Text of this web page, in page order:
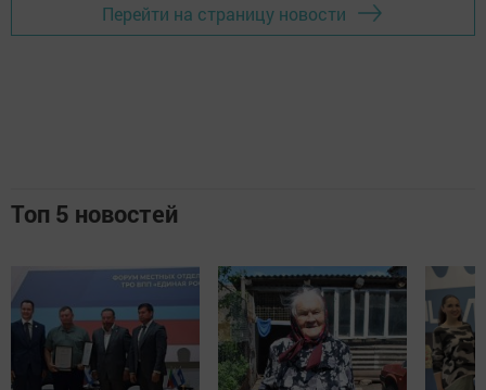
Перейти на страницу новости
Топ 5 новостей